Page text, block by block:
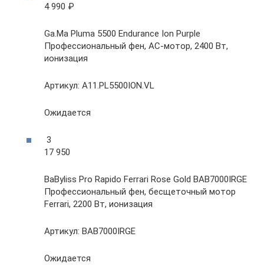
4 990 ₽
Ga.Ma Pluma 5500 Endurance Ion Purple
Профессиональный фен, AC-мотор, 2400 Вт,
ионизация
Артикул: A11.PL5500ION.VL
Ожидается
3
17 950
BaByliss Pro Rapido Ferrari Rose Gold BAB7000IRGE
Профессиональный фен, бесщеточный мотор
Ferrari, 2200 Вт, ионизация
Артикул: BAB7000IRGE
Ожидается